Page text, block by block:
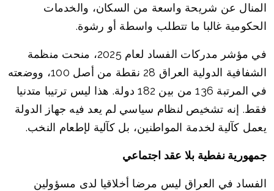
المنال عن شريحة واسعة من السكان، والخدمات
الحكومية غالبا ما تتطلب واسطة أو رشوة.
في مؤشر مدركات الفساد لعام 2025، منحت منظمة
الشفافية الدولية العراق 28 نقطة من أصل 100، ووضعته
في المرتبة 136 من بين 182 دولة. هذا ليس ترتيبا متدنيا
فقط. إنه تشخيص لنظام سياسي لم يعد فيه جهاز الدولة
يعمل كآلية لخدمة المواطنين، بل كآلية لإطعام النخب.
جمهورية نفطية بلا عقد اجتماعي
الفساد في العراق ليس مرضا أخلاقيا لدى مسؤولين